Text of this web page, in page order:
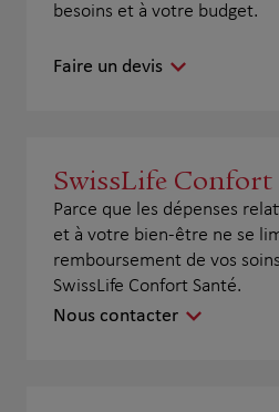
besoins et à votre budget.
Faire un devis
SwissLife Confort
Parce que les dépenses
et à votre bien-être ne se
remboursement de vos
SwissLife Confort Santé.
Nous contacter